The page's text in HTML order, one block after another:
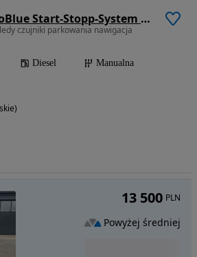
Ford Focus 1.5 EcoBlue Start-Stopp-System COOL&CONNECT DESIGN
czujniki parkowania nawigacja
Diesel
Manualna
13 500 PLN
Powyżej średniej